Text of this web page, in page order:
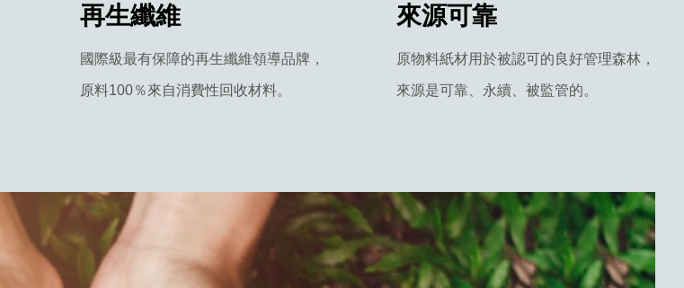
再生纖維
國際級最有保障的再生纖維領導品牌，
原料100％來自消費性回收材料。
來源可靠
原物料紙材用於被認可的良好管理森林，
來源是可靠、永續、被監管的。